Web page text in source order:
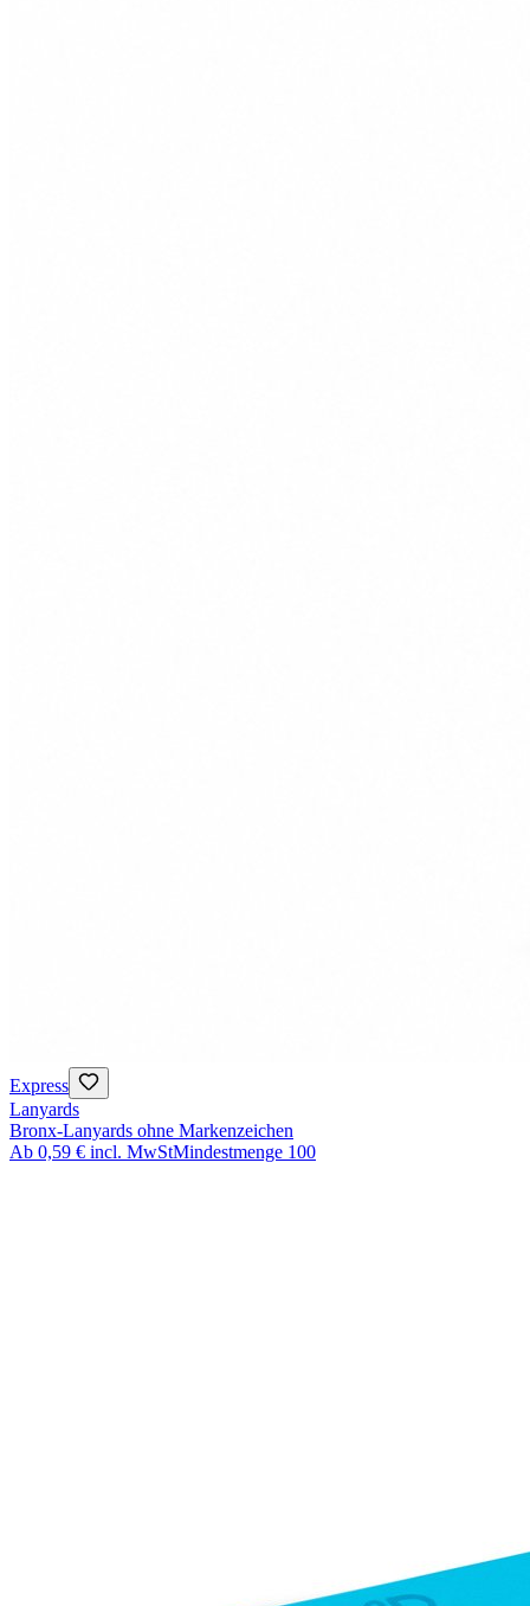
Express
Lanyards
Bronx-Lanyards ohne Markenzeichen
Ab 0,59 € incl. MwStMindestmenge 100